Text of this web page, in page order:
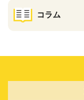
コラム